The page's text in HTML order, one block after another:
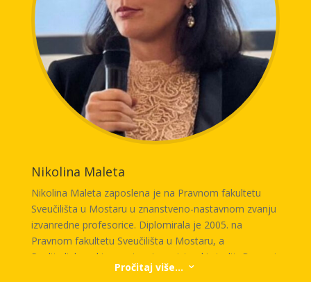
kompanijama i pojedincima da izgrade dugoročnu
prednost na tržištu.
Nikolina Maleta
Nikolina Maleta zaposlena je na Pravnom fakultetu
Sveučilišta u Mostaru u znanstveno-nastavnom zvanju
izvanredne profesorice. Diplomirala je 2005. na
Pravnom fakultetu Sveučilišta u Mostaru, a
Poslijediplomski znanstveni magistarski studij „Bosna i
Hercegovina i europsko pravo“ završila je 2011.
Pročitaj više... 3